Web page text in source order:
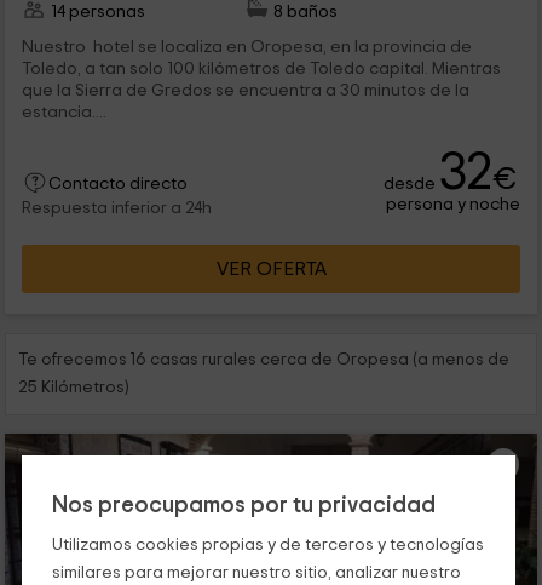
Nos preocupamos por tu privacidad
Utilizamos cookies propias y de terceros y tecnologías
similares para mejorar nuestro sitio, analizar nuestro
14 personas
8 baños
Nuestro hotel se localiza en Oropesa, en la provincia de
Toledo, a tan solo 100 kilómetros de Toledo capital. Mientras
que la Sierra de Gredos se encuentra a 30 minutos de la
estancia....
Contacto directo
Respuesta inferior a 24h
desde 32€
persona y noche
VER OFERTA
Te ofrecemos 16 casas rurales cerca de Oropesa (a menos de
25 Kilómetros)